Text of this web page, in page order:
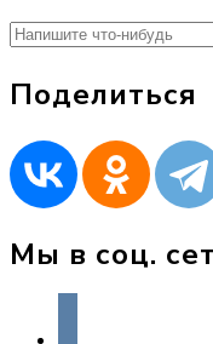
Найти:
Поделиться
Мы в соц.